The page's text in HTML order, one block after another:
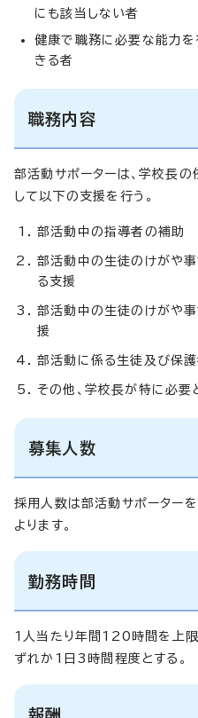
にも該当しない者
健康で職務に必要な能力を
きる者
職務内容
部活動サポーターは、学校長の
して以下の支援を行う。
部活動中の指導者の補助
部活動中の生徒のけがや
る支援
部活動中の生徒のけがや
援
部活動に係る生徒及び保
その他、学校長が特に必
募集人数
採用人数は部活動サポーター
よります。
勤務時間
1人当たり年間120時間を上限
ずれか1日3時間程度とする。
報酬